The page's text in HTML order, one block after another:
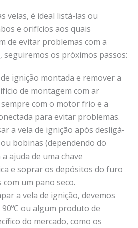
velas, é ideal listá-las ou
e orifícios aos quais
de evitar problemas com a
seguiremos os próximos passos:
ignição montada e remover a
de montagem com ar
com o motor frio e a
para evitar problemas.
a vela de ignição após desligá-
bobinas (dependendo do
ajuda de uma chave
e soprar os depósitos do furo
um pano seco.
a vela de ignição, devemos
ou algum produto de
do mercado, como os